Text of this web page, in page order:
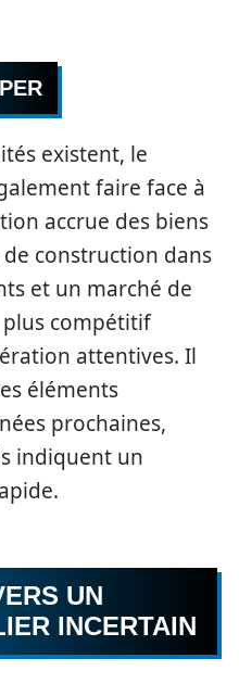
existent, le
faire face à
accrue des biens
construction dans
et un marché de
plus compétitif
attentives. Il
éléments
prochaines,
indiquent un
UN
INCERTAIN